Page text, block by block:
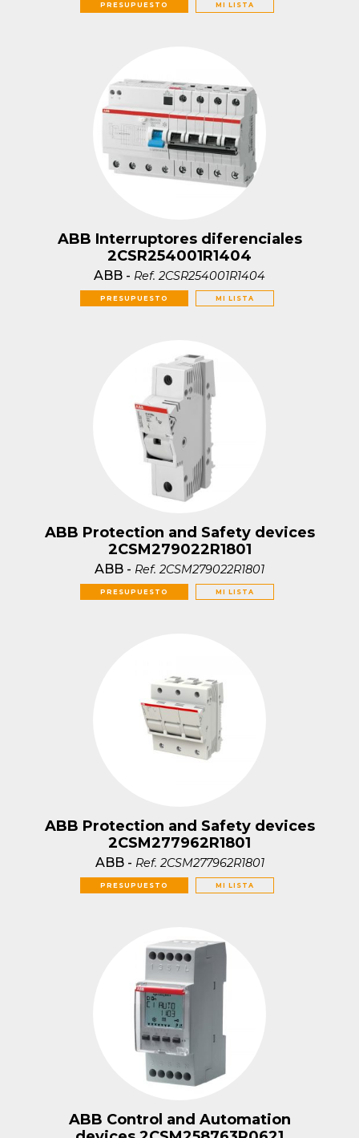
PRESUPUESTO MI LISTA
ABB Interruptores diferenciales
2CSR254001R1404
ABB - Ref.2CSR254001R1404
PRESUPUESTO MI LISTA
ABB Protection and Safety devices
2CSM279022R1801
ABB - Ref.2CSM279022R1801
PRESUPUESTO MI LISTA
ABB Protection and Safety devices
2CSM277962R1801
ABB - Ref.2CSM277962R1801
PRESUPUESTO MI LISTA
ABB Control and Automation